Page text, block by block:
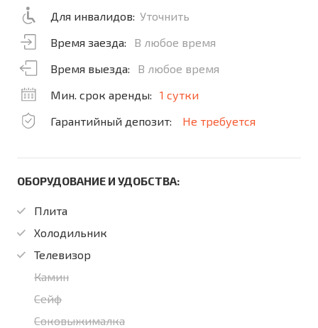
Для инвалидов: Уточнить
Время заезда:
В любое время
Время выезда:
В любое время
Мин. срок аренды:
1 сутки
Гарантийный депозит:
Не требуется
ОБОРУДОВАНИЕ И УДОБСТВА:
Плита
Холодильник
Телевизор
Камин
Сейф
Соковыжималка